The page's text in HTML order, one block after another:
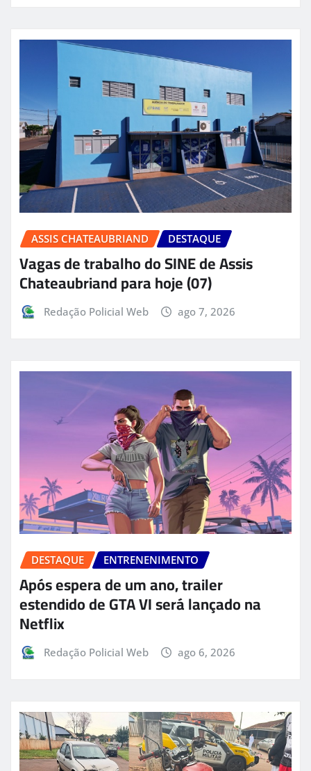
ASSIS CHATEAUBRIAND DESTAQUE
Vagas de trabalho do SINE de Assis
Chateaubriand para hoje (07)
Redação Policial Web ago 7, 2026
DESTAQUE ENTRENENIMENTO
Após espera de um ano, trailer
estendido de GTA VI será lançado na
Netflix
Redação Policial Web ago 6, 2026